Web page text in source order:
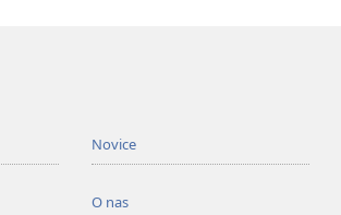
Novice
O nas